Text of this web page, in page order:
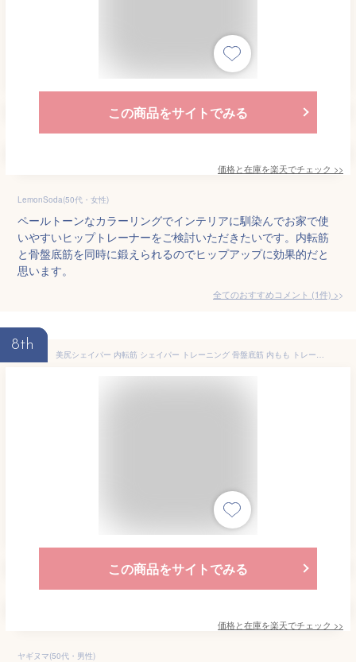
この商品をサイトでみる
価格と在庫を楽天でチェック >>
LemonSoda(50代・女性)
ペールトーンなカラーリングでインテリアに馴染んでお家で使
いやすいヒップトレーナーをご検討いただきたいです。内転筋
と骨盤底筋を同時に鍛えられるのでヒップアップに効果的だと
思います。
全てのおすすめコメント (1件) >
8th
美尻シェイパー 内転筋 シェイパー トレーニング 骨盤底筋 内もも トレーニング器具 ヒップネスコア ヒップトレーナー もも裏筋トレ 産後 リハビリテーション エクササイズ 美尻 脚痩せ 筋トレ 膣トレーニング 内転筋を鍛える マルチトレーナー レディース 宅トレ 家トレ
この商品をサイトでみる
価格と在庫を楽天でチェック >>
ヤギヌマ(50代・男性)